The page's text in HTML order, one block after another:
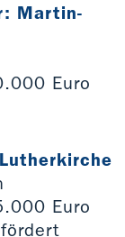
Martin-
Euro
Euro